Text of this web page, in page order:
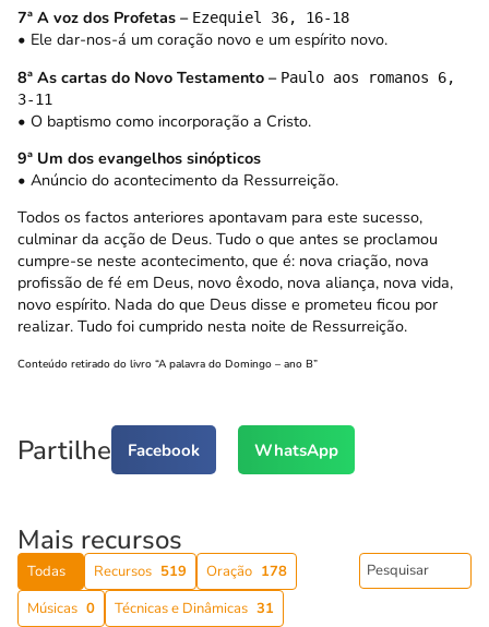
7ª A voz dos Profetas – Ezequiel 36, 16-18
• Ele dar-nos-á um coração novo e um espírito novo.
8ª As cartas do Novo Testamento – Paulo aos romanos 6,
3-11
• O baptismo como incorporação a Cristo.
9ª Um dos evangelhos sinópticos
• Anúncio do acontecimento da Ressurreição.
Todos os factos anteriores apontavam para este sucesso,
culminar da acção de Deus. Tudo o que antes se proclamou
cumpre-se neste acontecimento, que é: nova criação, nova
profissão de fé em Deus, novo êxodo, nova aliança, nova vida,
novo espírito. Nada do que Deus disse e prometeu ficou por
realizar. Tudo foi cumprido nesta noite de Ressurreição.
Conteúdo retirado do livro “A palavra do Domingo – ano B”
Partilhe Facebook WhatsApp
Mais recursos
Todas Recursos 519 Oração 178
Músicas 0 Técnicas e Dinâmicas 31